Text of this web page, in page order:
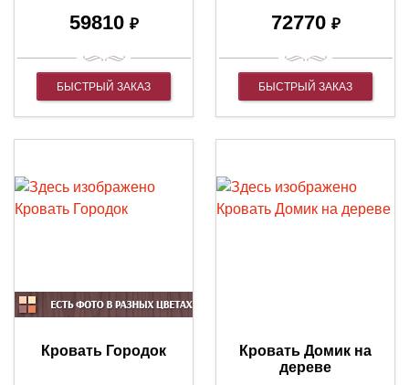
59810 ₽
БЫСТРЫЙ ЗАКАЗ
72770 ₽
БЫСТРЫЙ ЗАКАЗ
Кровать Городок
Кровать Домик на
дереве